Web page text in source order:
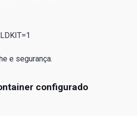
e segurança.
configurado